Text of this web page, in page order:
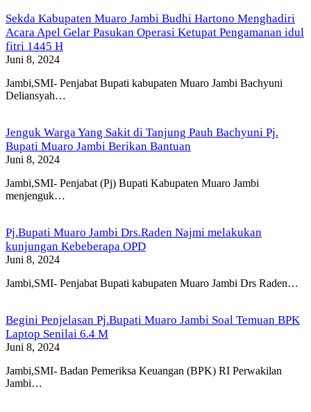
Sekda Kabupaten Muaro Jambi Budhi Hartono Menghadiri
Acara Apel Gelar Pasukan Operasi Ketupat Pengamanan idul
fitri 1445 H
Juni 8, 2024
Jambi,SMI- Penjabat Bupati kabupaten Muaro Jambi Bachyuni
Deliansyah…
Jenguk Warga Yang Sakit di Tanjung Pauh Bachyuni Pj.
Bupati Muaro Jambi Berikan Bantuan
Juni 8, 2024
Jambi,SMI- Penjabat (Pj) Bupati Kabupaten Muaro Jambi
menjenguk…
Pj.Bupati Muaro Jambi Drs.Raden Najmi melakukan
kunjungan Kebeberapa OPD
Juni 8, 2024
Jambi,SMI- Penjabat Bupati kabupaten Muaro Jambi Drs Raden…
Begini Penjelasan Pj.Bupati Muaro Jambi Soal Temuan BPK
Laptop Senilai 6.4 M
Juni 8, 2024
Jambi,SMI- Badan Pemeriksa Keuangan (BPK) RI Perwakilan
Jambi…